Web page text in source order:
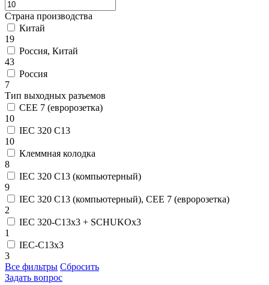
Страна производства
Китай
19
Россия, Китай
43
Россия
7
Тип выходных разъемов
CEE 7 (евророзетка)
10
IEC 320 C13
10
Клеммная колодка
8
IEC 320 C13 (компьютерный)
9
IEC 320 C13 (компьютерный), CEE 7 (евророзетка)
2
IEC 320-C13x3 + SCHUKOx3
1
IEC-C13x3
3
Все фильтры Сбросить
Задать вопрос